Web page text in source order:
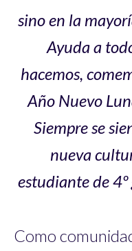
sino en la
Ayuda a
hacemos,
Año Nuevo
Siempre se
nueva
estudiante de 4º
Como